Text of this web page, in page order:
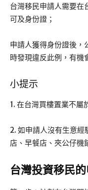
台灣移民申請人需要在
可及身份證；
申請人獲得身份證後，
時發現違反此例，有機
小提示
1. 在台灣買樓置業不屬
2. 如申請人沒有生意
店、早餐店、夾公仔機
台灣投資移民